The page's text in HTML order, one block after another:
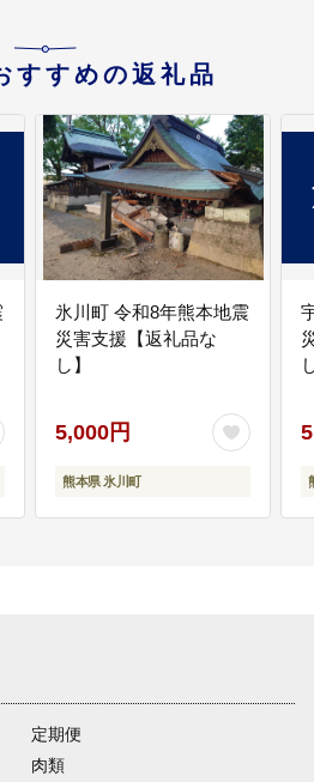
すすめの返礼品
氷川町 令和8年熊本地震
災害支援【返礼品な
し】
5,000円
熊本県 氷川町
定期便
肉類